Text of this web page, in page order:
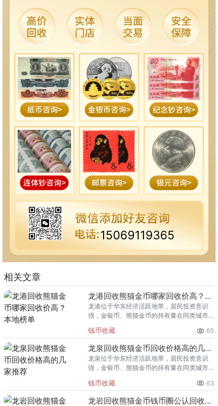
15069119365
相关文章
龙港回收熊猫金币哪家回收价高？本地榜单
龙港位于华东经济活跃地带，居民投资意识
强，金银币、熊猫金币的持有量在同类城市
熊猫金币的需求就明显升温，但鱼龙混杂的
回收渠道里，能精准识别版别溢
钱币收藏 65
龙泉回收熊猫金币回收价格高的几家推荐
龙泉位于华东经济活跃地带，居民投资意识
强，金银币、熊猫金币的持有量在同类城市
熊猫金币的需求就明显升温，但鱼龙混杂的
回收渠道里，能精准识别版别溢
钱币收藏 63
龙岩回收熊猫金币钱币圈公认回收渠道排行